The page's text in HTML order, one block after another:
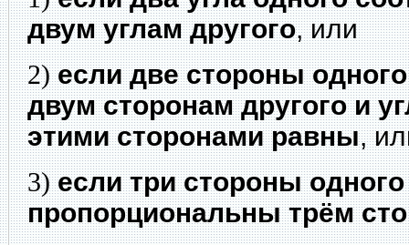
двум углам другого, или
2)если две стороны
двум сторонам другого и
этими сторонами равны,
3)если три стороны одного
пропорциональны трём